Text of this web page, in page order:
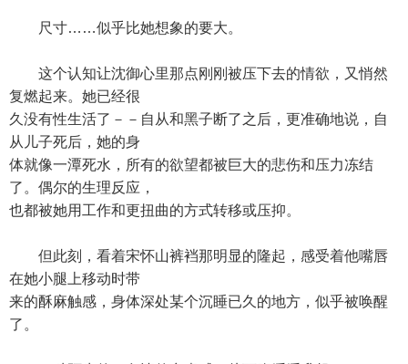
尺寸……似乎比她想象的要大。
这个认知让沈御心里那点刚刚被压下去的情欲，又悄然
复燃起来。她已经很
久没有性生活了－－自从和黑子断了之后，更准确地说，自
从儿子死后，她的身
体就像一潭死水，所有的欲望都被巨大的悲伤和压力冻结
了。偶尔的生理反应，
也都被她用工作和更扭曲的方式转移或压抑。
但此刻，看着宋怀山裤裆那明显的隆起，感受着他嘴唇
在她小腿上移动时带
来的酥麻触感，身体深处某个沉睡已久的地方，似乎被唤醒
了。